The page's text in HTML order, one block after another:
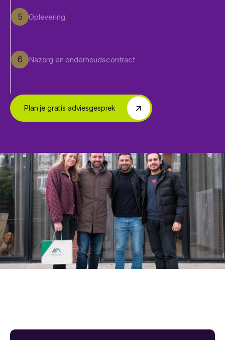
5 Oplevering
6 Nazorg en onderhoudscontract
Plan je gratis adviesgesprek